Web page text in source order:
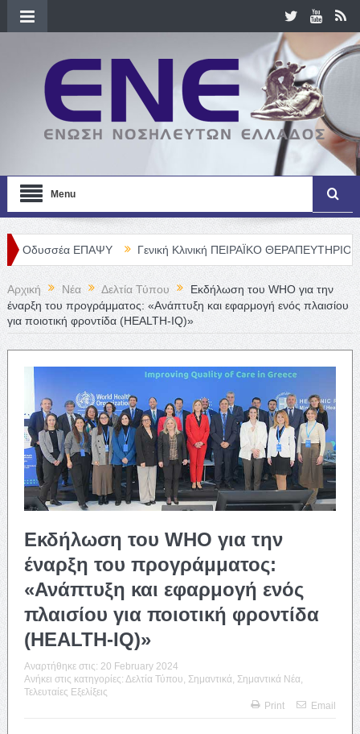
Menu
Γενική Κλινική ΠΕΙΡΑΪΚΟ ΘΕΡΑΠΕΥΤΗΡΙΟ Α. Ε. – Θέσεις
Αρχική Νέα Δελτία Τύπου
Εκδήλωση του WHO για την
έναρξη του προγράμματος: «Ανάπτυξη και εφαρμογή ενός πλαισίου
για ποιοτική φροντίδα (HEALTH-IQ)»
Εκδήλωση του WHO για την
έναρξη του προγράμματος:
«Ανάπτυξη και εφαρμογή ενός
πλαισίου για ποιοτική φροντίδα
(HEALTH-IQ)»
Αναρτήθηκε στις: 20 February 2024
Ανήκει στις κατηγορίες: Δελτία Τύπου Σημαντικά Σημαντικά Νέα
Τελευταίες Εξελίξεις
Print
Email